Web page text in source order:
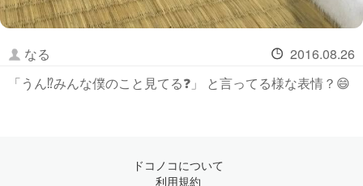
なる
2016.08.26
「うん⁉️みんな僕のこと見てる❓」 と言ってる様な表情？😄
ドコノコについて
利用規約